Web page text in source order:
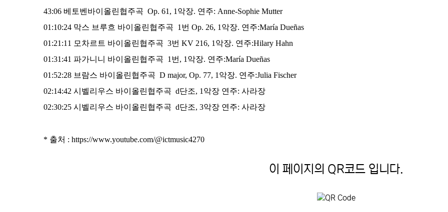
43:06 베토벤바이올린협주곡 Op. 61, 1악장. 연주: Anne-Sophie Mutter
01:10:24 막스 브루흐 바이올린협주곡 1번 Op. 26, 1악장. 연주:María Dueñas
01:21:11 모차르트 바이올린협주곡 3번 KV 216, 1악장. 연주:Hilary Hahn
01:31:41 파가니니 바이올린협주곡 1번, 1악장. 연주:María Dueñas
01:52:28 브람스 바이올린협주곡 D major, Op. 77, 1악장. 연주:Julia Fischer
02:14:42 시벨리우스 바이올린협주곡 d단조, 1악장 연주: 사라장
02:30:25 시벨리우스 바이올린협주곡 d단조, 3악장 연주: 사라장
* 출처 : https://www.youtube.com/@ictmusic4270
이 페이지의 QR코드 입니다.